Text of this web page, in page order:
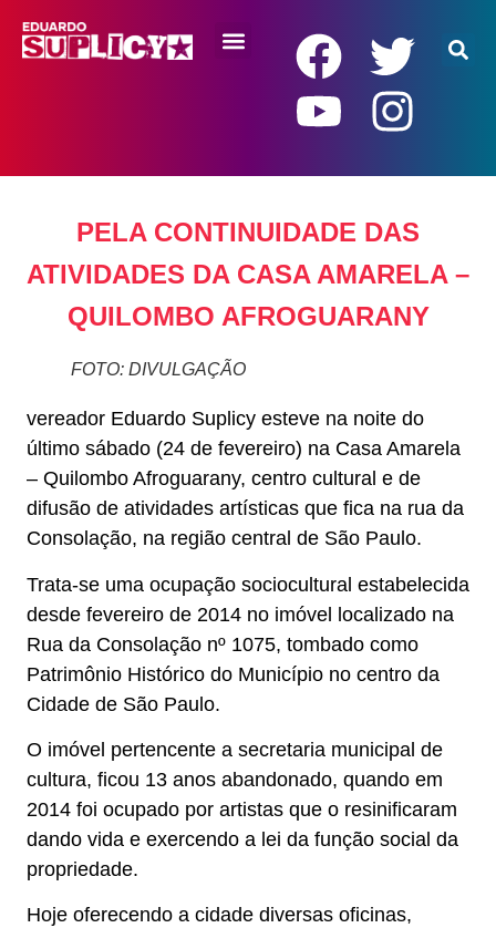
PELA CONTINUIDADE DAS
ATIVIDADES DA CASA AMARELA –
QUILOMBO AFROGUARANY
FOTO: DIVULGAÇÃO
vereador Eduardo Suplicy esteve na noite do
último sábado (24 de fevereiro) na Casa Amarela
– Quilombo Afroguarany, centro cultural e de
difusão de atividades artísticas que fica na rua da
Consolação, na região central de São Paulo.
Trata-se uma ocupação sociocultural estabelecida
desde fevereiro de 2014 no imóvel localizado na
Rua da Consolação nº 1075, tombado como
Patrimônio Histórico do Município no centro da
Cidade de São Paulo.
O imóvel pertencente a secretaria municipal de
cultura, ficou 13 anos abandonado, quando em
2014 foi ocupado por artistas que o resinificaram
dando vida e exercendo a lei da função social da
propriedade.
Hoje oferecendo a cidade diversas oficinas,